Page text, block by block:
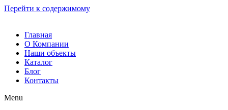
Перейти к содержимому
Главная
О Компании
Наши объекты
Каталог
Блог
Контакты
Menu